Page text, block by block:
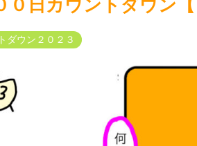
０日カウントダウン
ダウン２０２３